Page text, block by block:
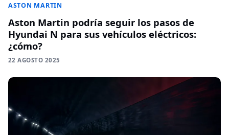
ASTON MARTIN
Aston Martin podría seguir los pasos de
Hyundai N para sus vehículos eléctricos:
¿cómo?
22 AGOSTO 2025